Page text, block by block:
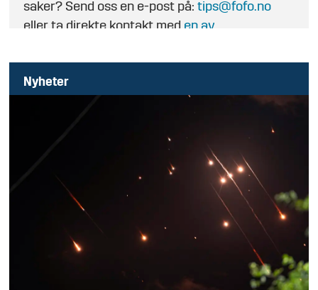
saker? Send oss en e-post på:tips@fofo.no
eller ta direkte kontakt med en av
Nyheter